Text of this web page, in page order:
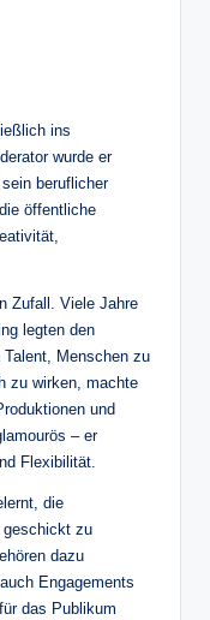
ins
wurde er
beruflicher
öffentliche
Zufall. Viele Jahre
legten den
Menschen zu
zu wirken, machte
und
– er
Flexibilität.
die
geschickt zu
dazu
Engagements
das Publikum